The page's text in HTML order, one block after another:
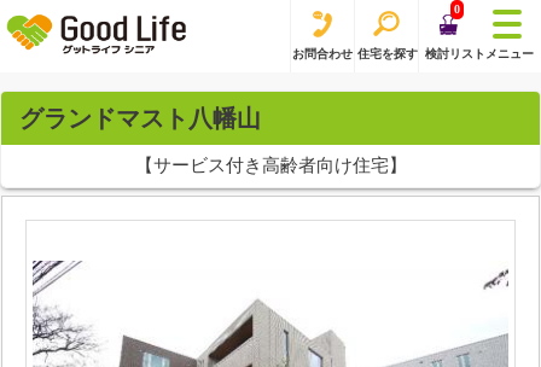
お問合わせ 住宅を探す
0
検討リスト メニュー
グランドマスト八幡山
【サービス付き高齢者向け住宅】